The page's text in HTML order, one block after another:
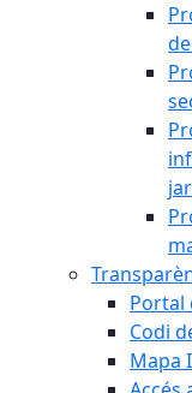
Portal
Codi
Mapa